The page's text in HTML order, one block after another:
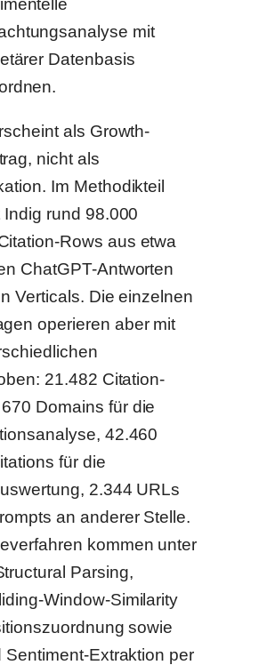
mit
Datenbasis
als Growth-
nicht als
Im Methodikteil
rund 98.000
Rows aus etwa
ChatGPT-Antworten
Verticals. Die einzelnen
operieren aber mit
21.482 Citation-
Domains für die
42.460
für die
2.344 URLs
an anderer Stelle.
kommen unter
Parsing,
Window-Similarity
sowie
Sentiment-Extraktion per